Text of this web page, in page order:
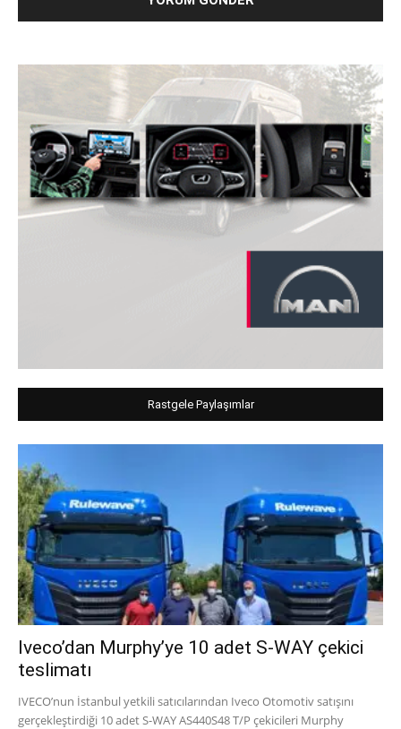
Rastgele Paylaşımlar
Iveco’dan Murphy’ye 10 adet S-WAY çekici
teslimatı
IVECO’nun İstanbul yetkili satıcılarından Iveco Otomotiv satışını
gerçekleştirdiği 10 adet S-WAY AS440S48 T/P çekicileri Murphy